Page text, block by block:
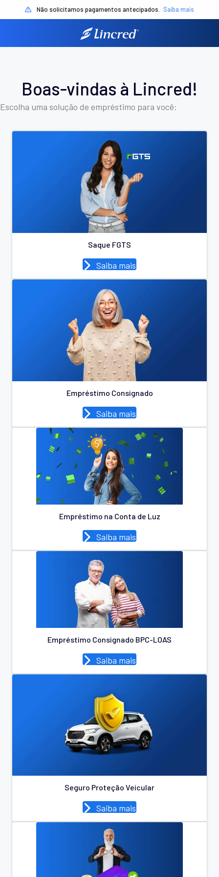
Não solicitamos pagamentos antecipados. Saiba mais
Boas-vindas à Lincred!
Escolha uma solução de empréstimo para você:
Saque FGTS
Saiba mais
Empréstimo Consignado
Saiba mais
Empréstimo na Conta de Luz
Saiba mais
Empréstimo Consignado BPC-LOAS
Saiba mais
Seguro Proteção Veicular
Saiba mais